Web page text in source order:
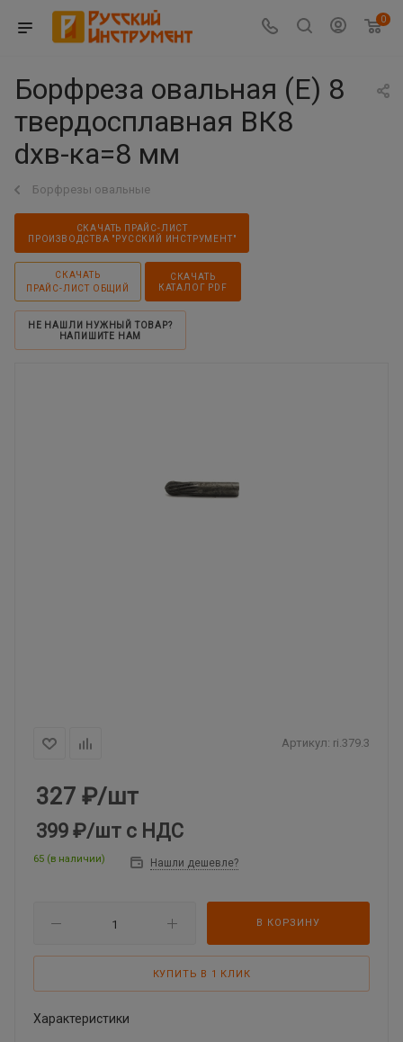
0
Борфреза овальная (E) 8
твердосплавная ВК8
dхв-ка=8 мм
Борфрезы овальные
СКАЧАТЬ ПРАЙС-ЛИСТ
ПРОИЗВОДСТВА "РУССКИЙ ИНСТРУМЕНТ"
СКАЧАТЬ
ПРАЙС-ЛИСТ ОБЩИЙ
СКАЧАТЬ
КАТАЛОГ PDF
НЕ НАШЛИ НУЖНЫЙ ТОВАР?
НАПИШИТЕ НАМ
Артикул: ri.379.3
327 ₽/шт
399 ₽/шт с НДС
65 (в наличии) Нашли дешевле?
В КОРЗИНУ
КУПИТЬ В 1 КЛИК
Характеристики